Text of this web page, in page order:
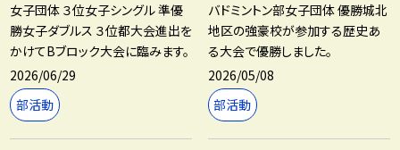
女子団体 ３位女子シングル 準優
勝女子ダブルス ３位都大会進出を
かけてBブロック大会に臨みます。
2026/06/29
部活動
バドミントン部女子団体 優勝城北
地区の強豪校が参加する歴史あ
る大会で優勝しました。
2026/05/08
部活動